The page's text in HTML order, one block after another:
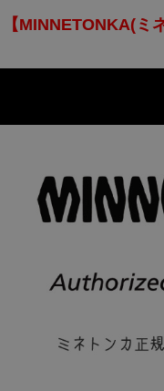
【MINNETONKA(ミ